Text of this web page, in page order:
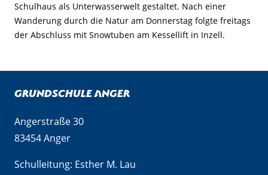
Schulhaus als Unterwasserwelt gestaltet. Nach einer
Wanderung durch die Natur am Donnerstag folgte freitags
der Abschluss mit Snowtuben am Kessellift in Inzell.
Grundschule Anger
Angerstraße 30
83454 Anger
Schulleitung: Esther M. Lau